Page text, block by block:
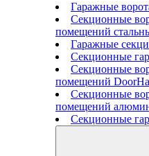
Гаражные
Секционные
помещений
Гаражные
Секционные
Секционные
помещений
Секционные
помещений
Секционные